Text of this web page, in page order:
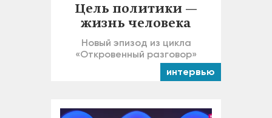
Цель политики —
жизнь человека
Новый эпизод из цикла
«Откровенный разговор»
интервью